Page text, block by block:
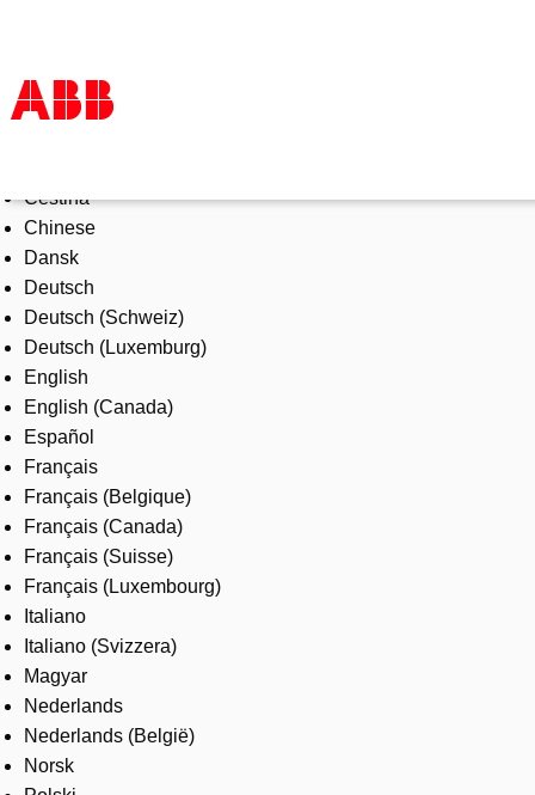
Products & Solutions
Industries
Services
About us
Where to buy
Contact us
Careers
Čeština
Chinese
Dansk
Deutsch
Deutsch (Schweiz)
Deutsch (Luxemburg)
English
English (Canada)
Español
Français
Français (Belgique)
Français (Canada)
Français (Suisse)
Français (Luxembourg)
Italiano
Italiano (Svizzera)
Magyar
Nederlands
Nederlands (België)
Norsk